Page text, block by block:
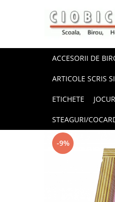
Accesorii de birou
Suporti birou
Articole din hartie
Role casa marcat si fax
ACCESORII DE
ARTICOLE SCRIS
ETICHETE
STEAGURI/
-9%